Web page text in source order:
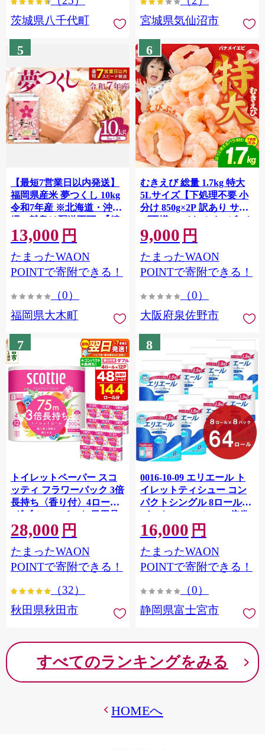
茨城県八千代町
宮城県気仙沼市
5
【最短7営業日以内発送】
福岡県産米 夢つくし 10kg
令和7年産 ※北海道・沖
縄・離島は配送不可 |【精
米 単一米 単一原料米 7年
産 国産 お米 ブランド米
5kg × 2 ゆめつくし】
CY009_01
13,000 円
たまったWAON
POINTで寄附できる！
（0）
福岡県大木町
6
むきえび 総量 1.7kg 特大
5Lサイズ【下処理不要 小
分け 850g×2P 訳あり サイ
ズ不揃い バナメイエビ バ
ラ凍結】 G4142
9,000 円
たまったWAON
POINTで寄附できる！
（0）
大阪府泉佐野市
7
トイレットペーパー スコ
ッティ フラワーパック 3倍
長持ち〈香り付〉4ロール
(ダブル)×12パック 日用品
最短翌日発送 [スコッティ
フラワーパック トイレッ
トペーパー 日本製紙クレ
シア] 秋田県秋田市
28,000 円
たまったWAON
POINTで寄附できる！
（32）
秋田県秋田市
8
0016-10-09 エリエール ト
イレットティシュー コン
パクトシングル 8ロール×8
パック 64ロール 1.5倍巻
82.5m トイレットペーパー
シングル パルプ100％ 香り
つき 日用品 消耗品 備蓄
16,000 円
たまったWAON
POINTで寄附できる！
（0）
静岡県富士宮市
すべてのランキングをみる
HOMEへ